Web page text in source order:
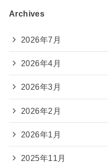
Archives
2026年7月
2026年4月
2026年3月
2026年2月
2026年1月
2025年11月